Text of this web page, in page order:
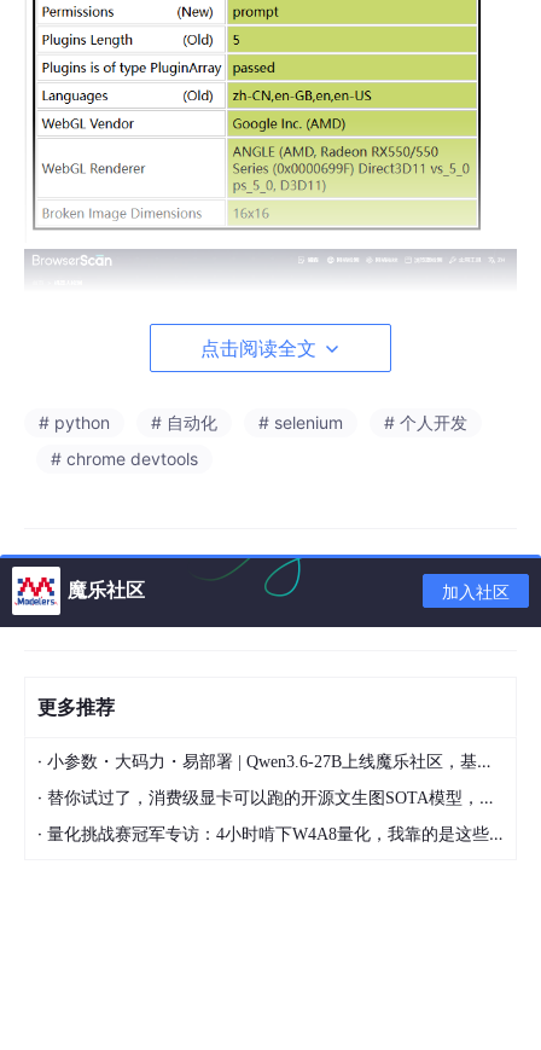
selenium：已经提示有异常了
点击阅读全文
# python # 自动化 # selenium
# 个人开发
# chrome devtools
魔乐社区 加入社区
更多推荐
· 小参数・大码力・易部署 | Qwen3.6-27B上线魔乐社区，基于昇腾的部署教程来了
· 替你试过了，消费级显卡可以跑的开源文生图SOTA模型，顶级渲染、高密度文本绘图
· 量化挑战赛冠军专访：4小时啃下W4A8量化，我靠的是这些经验